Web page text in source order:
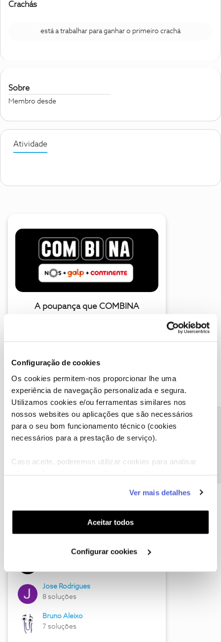
Configuração de cookies
Os cookies permitem-nos proporcionar lhe uma
experiência de navegação personalizada e segura.
Utilizamos cookies e/ou ferramentas similares nos
nossos websites ou aplicações que são necessários
para o seu bom funcionamento técnico (cookies
necessários para a prestação de serviço).
Caso aceite, poderemos utilizar cookies para analisar
funcionalidades (cookies de personalização e
funcionalidade) e adaptar anúncios aos seus interesses
(cookies de publicidade personalizada). Pode gerir a
utilização dos cookies clicando em "Configurar
Ver mais detalhes
Aceitar todos
Configurar cookies
Crachás
está a trabalhar para ganhar o primeiro crachá
Sobre
Membro desde
Atividade
A poupança que COMBINA
Descubra as novidades de junho
Hall of Fame de junho
Jose Rodrigues
8 soluções
Bruno Aleixo
7 soluções